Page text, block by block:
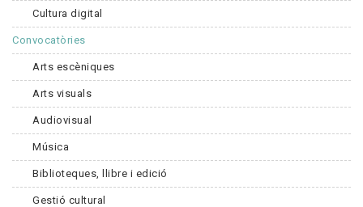
Cultura digital
Convocatòries
Arts escèniques
Arts visuals
Audiovisual
Música
Biblioteques, llibre i edició
Gestió cultural